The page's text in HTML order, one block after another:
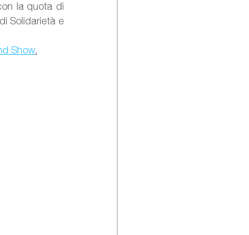
la quota di
Solidarietà e
Show.